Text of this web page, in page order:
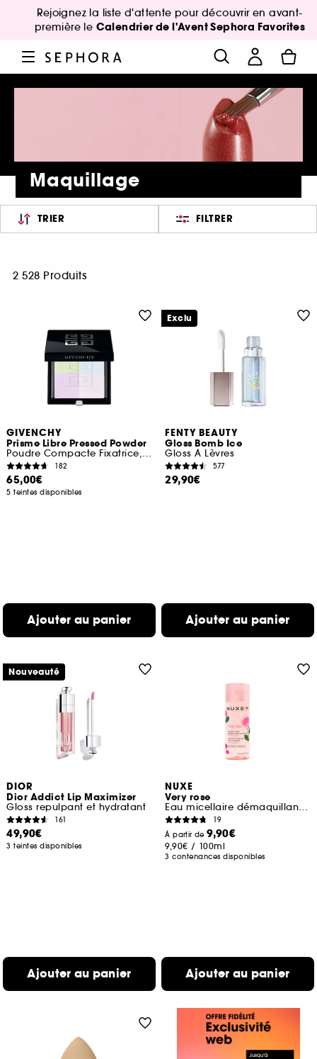
Rejoignez la liste d'attente pour découvrir en avant-
première le Calendrier de l'Avent Sephora Favorites
Maquillage
TRIER FILTRER
2 528 Produits
GIVENCHY
Prisme Libre Pressed Powder
Poudre Compacte Fixatrice, Matifiante et Floutante
182
65,00€
5 teintes disponibles
Ajouter au panier
FENTY BEAUTY
Gloss Bomb Ice
Gloss À Lèvres
577
29,90€
Ajouter au panier
Exclu
DIOR
Dior Addict Lip Maximizer
Gloss repulpant et hydratant
161
49,90€
3 teintes disponibles
Ajouter au panier
Nouveauté
NUXE
Very rose
Eau micellaire démaquillante apaisante
19
À partir de9,90€
9,90€ / 100ml
3 contenances disponibles
Ajouter au panier